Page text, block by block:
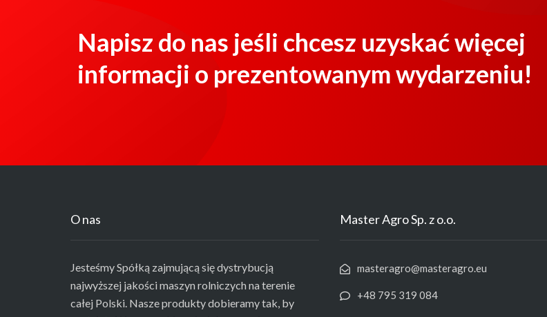
Napisz do nas jeśli chcesz uzyskać więcej
informacji o prezentowanym wydarzeniu!
O nas
Jesteśmy Spółką zajmującą się dystrybucją
najwyższej jakości maszyn rolniczych na terenie
całej Polski. Nasze produkty dobieramy tak, by
Master Agro Sp. z o.o.
masteragro@masteragro.eu
+48 795 319 084